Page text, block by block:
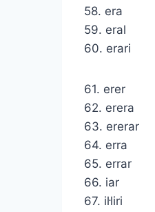
58. era
59. eral
60. erari
61. erer
62. erera
63. ererar
64. erra
65. errar
66. iar
67. il·liri